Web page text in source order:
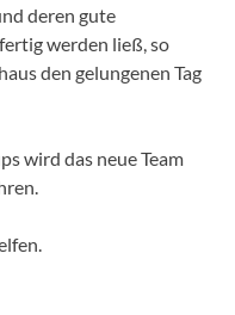
deren gute
werden ließ, so
den gelungenen Tag
wird das neue Team